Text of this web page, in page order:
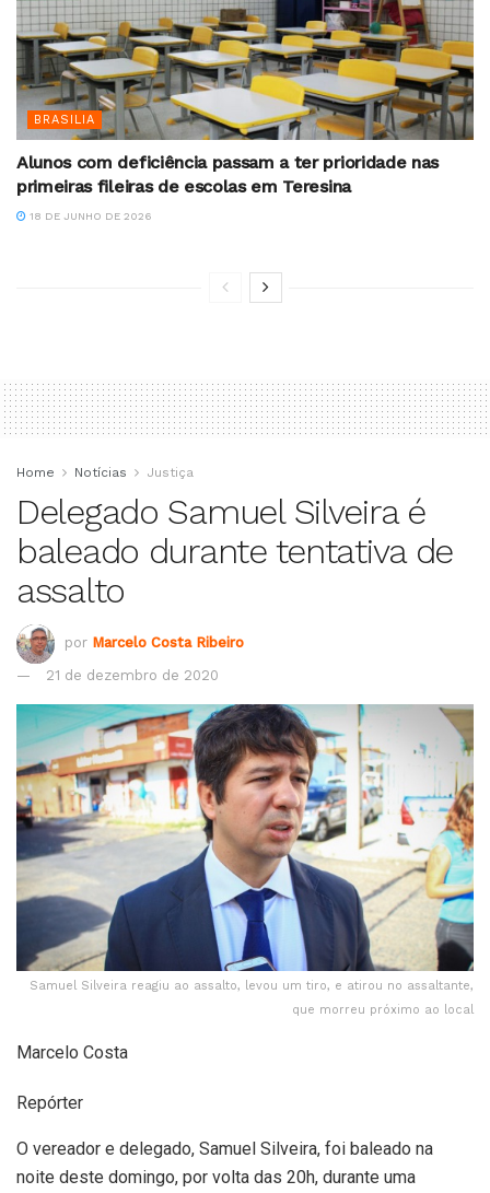
BRASILIA
Alunos com deficiência passam a ter prioridade nas
primeiras fileiras de escolas em Teresina
18 DE JUNHO DE 2026
Home Notícias Justiça
Delegado Samuel Silveira é
baleado durante tentativa de
assalto
por Marcelo Costa Ribeiro
21 de dezembro de 2020
Samuel Silveira reagiu ao assalto, levou um tiro, e atirou no assaltante,
que morreu próximo ao local
Marcelo Costa
Repórter
O vereador e delegado, Samuel Silveira, foi baleado na
noite deste domingo, por volta das 20h, durante uma